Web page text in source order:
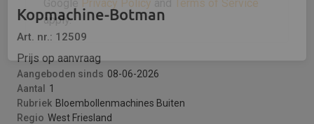
Kopmachine-Botman
Art. nr.: 12509
Prijs op aanvraag
Aangeboden sinds 08-06-2026
Aantal
1
Rubriek Bloembollenmachines Buiten
Regio West Friesland
Ik heb hetprivacybeleid
gelezen en ga
Versturen
This site is protected by reCAPTCHA and the
GooglePrivacy PolicyandTerms of Service